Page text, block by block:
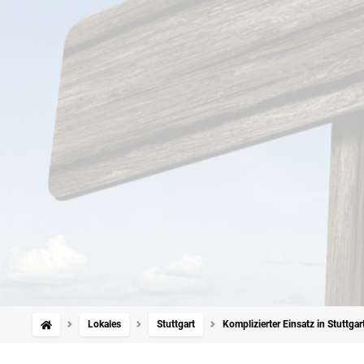
Lokales Stuttgart Komplizierter Einsatz in